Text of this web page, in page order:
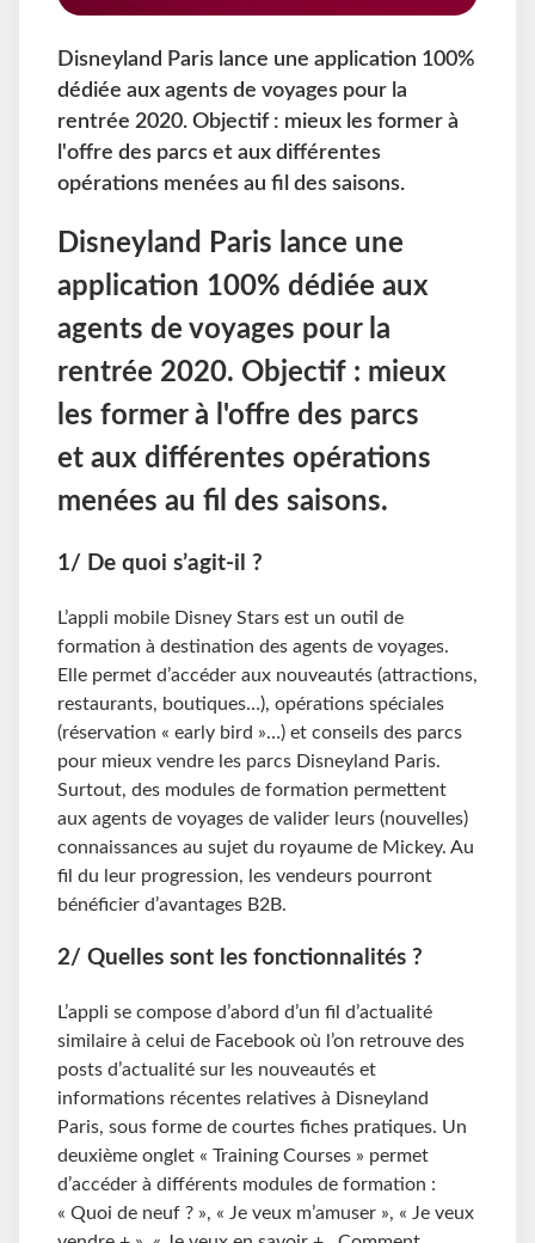
Disneyland Paris lance une application 100%
dédiée aux agents de voyages pour la
rentrée 2020. Objectif : mieux les former à
l'offre des parcs et aux différentes
opérations menées au fil des saisons.
Disneyland Paris lance une
application 100% dédiée aux
agents de voyages pour la
rentrée 2020. Objectif : mieux
les former à l'offre des parcs
et aux différentes opérations
menées au fil des saisons.
1/ De quoi s’agit-il ?
L’appli mobile Disney Stars est un outil de
formation à destination des agents de voyages.
Elle permet d’accéder aux nouveautés (attractions,
restaurants, boutiques…), opérations spéciales
(réservation « early bird »…) et conseils des parcs
pour mieux vendre les parcs Disneyland Paris.
Surtout, des modules de formation permettent
aux agents de voyages de valider leurs (nouvelles)
connaissances au sujet du royaume de Mickey. Au
fil du leur progression, les vendeurs pourront
bénéficier d’avantages B2B.
2/ Quelles sont les fonctionnalités ?
L’appli se compose d’abord d’un fil d’actualité
similaire à celui de Facebook où l’on retrouve des
posts d’actualité sur les nouveautés et
informations récentes relatives à Disneyland
Paris, sous forme de courtes fiches pratiques. Un
deuxième onglet « Training Courses » permet
d’accéder à différents modules de formation :
« Quoi de neuf ? », « Je veux m’amuser », « Je veux